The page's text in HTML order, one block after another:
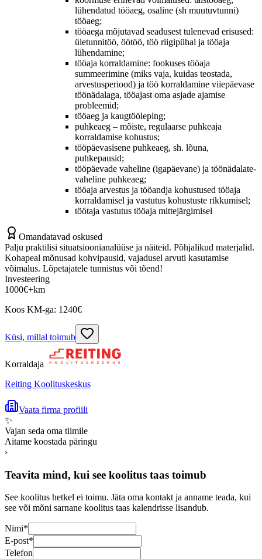
lühendatud tööaeg, osaline (sh muutuvtunni)
tööaeg;
tööaega mõjutavad seadusest tulenevad erisused:
ületunnitöö, öötöö, töö riigipühal ja tööaja
lühendamine;
tööaja korraldamine: fookuses tööaja
summeerimine (miks vaja, kuidas teostada,
arvestusperiood) ja töö korraldamine viiepäevase
töönädalaga, tööajast oma asjade ajamise
probleemid;
tööaeg ja kaugtööleping;
puhkeaeg – mõiste, regulaarse puhkeaja
korraldamise kohustus;
tööpäevasisene puhkeaeg, sh. lõuna,
puhkepausid;
tööpäevade vaheline (igapäevane) ja töönädalate-
vaheline puhkeaeg;
tööaja arvestus ja tööandja kohustused tööaja
korraldamisel ja vastutus kohustuste rikkumisel;
töötaja vastutus tööaja mittejärgimisel
Omandatavad oskused
Palju praktilisi situatsioonianalüüse ja näiteid. Põhjalikud materjalid.
Kohapeal mõnusad kohvipausid, vajadusel arvuti kasutamise
võimalus. Lõpetajatele tunnistus või tõend!
Investeering
1000€+km
Koos KM-ga: 1240€
Küsi, millal toimub
Korraldaja
Reiting Koolituskeskus
Vaata firma profiili
✨
Vajan seda oma tiimile
Aitame koostada päringu
›
Teavita mind, kui see koolitus taas toimub
See koolitus hetkel ei toimu. Jäta oma kontakt ja anname teada, kui
see või mõni sarnane koolitus taas kalendrisse lisandub.
Nimi*
E-post*
Telefon